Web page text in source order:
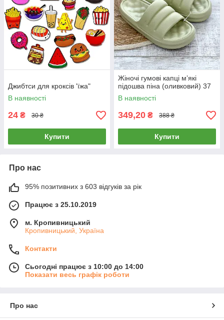
Джибтси для кроксів 'їжа"
В наявності
24 ₴ 30 ₴
Купити
Жіночі гумові капці мʼякі
підошва піна (оливковий) 37
В наявності
349,20 ₴ 388 ₴
Купити
Про нас
95% позитивних з 603 відгуків за рік
Працює з 25.10.2019
м. Кропивницький
Кропивницький, Україна
Контакти
Сьогодні працює з 10:00 до 14:00
Показати весь графік роботи
Про нас